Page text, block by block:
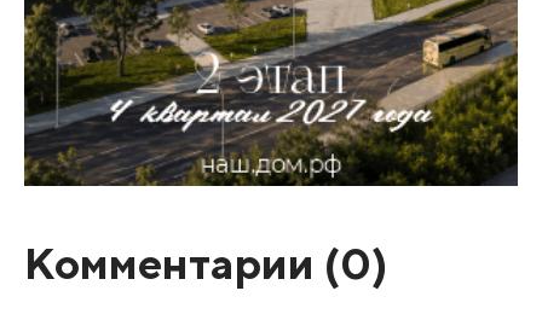
Комментарии (0)